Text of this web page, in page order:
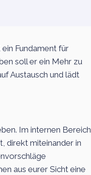
ein Fundament für
soll er ein Mehr zu
Austausch und lädt
Im internen Bereich
direkt miteinander in
aus eurer Sicht eine